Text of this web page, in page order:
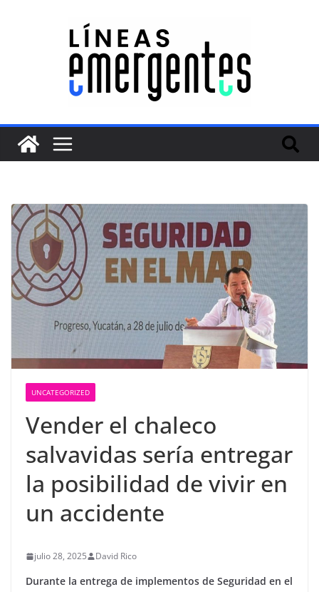
UNCATEGORIZED
Vender el chaleco
salvavidas sería entregar
la posibilidad de vivir en
un accidente
julio 28, 2025 David Rico
Durante la entrega de implementos de Seguridad en el